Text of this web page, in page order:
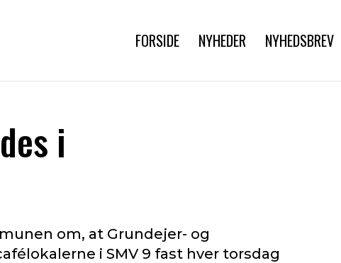
FORSIDE NYHEDER NYHEDSBREV
i
om, at Grundejer- og
i SMV 9 fast hver torsdag